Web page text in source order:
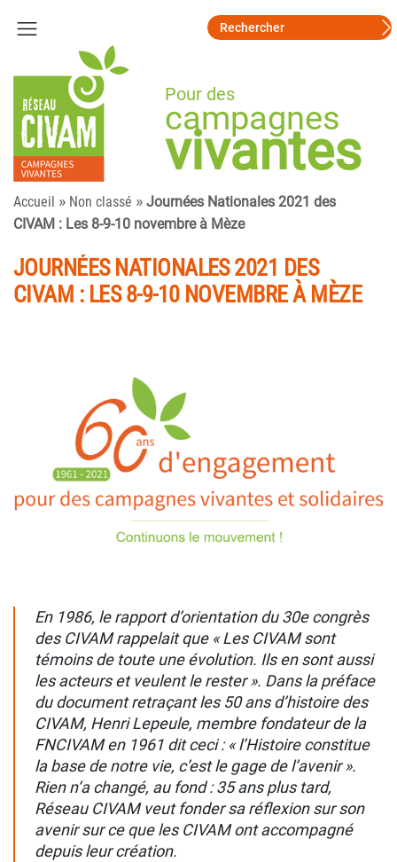
Pour des
campagnes
vivantes
Accueil » Non classé » Journées Nationales 2021 des
CIVAM : Les 8-9-10 novembre à Mèze
JOURNÉES NATIONALES 2021 DES
CIVAM : LES 8-9-10 NOVEMBRE À MÈZE
En 1986, le rapport d’orientation du 30e congrès
des CIVAM rappelait que « Les CIVAM sont
témoins de toute une évolution. Ils en sont aussi
les acteurs et veulent le rester ». Dans la préface
du document retraçant les 50 ans d’histoire des
CIVAM, Henri Lepeule, membre fondateur de la
FNCIVAM en 1961 dit ceci : « l’Histoire constitue
la base de notre vie, c’est le gage de l’avenir ».
Rien n’a changé, au fond : 35 ans plus tard,
Réseau CIVAM veut fonder sa réflexion sur son
avenir sur ce que les CIVAM ont accompagné
depuis leur création.